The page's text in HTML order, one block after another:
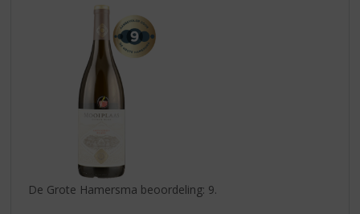
De Grote Hamersma beoordeling: 9.